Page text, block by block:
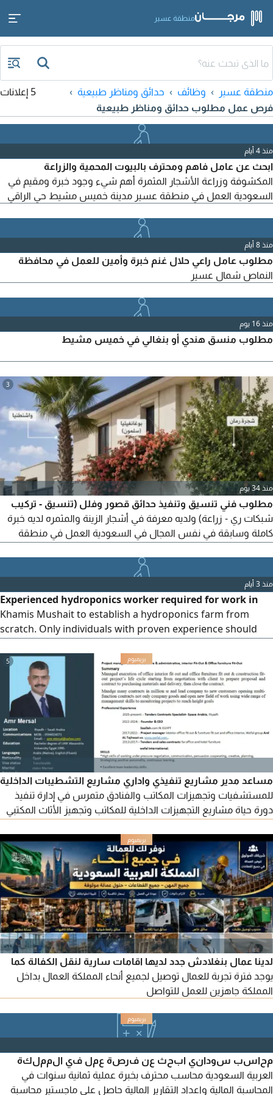
منطقة عسير
منطقة عسير وظائف
حدائق ومناظر طبيعية
فرص عمل مطلوب حدائق ومناظر طبيعية
5 إعلانات
منذ 4 أيام
ابحث عن عامل فاهم ومحترف بالبيوت المحمية والزراعة
المكشوفة وزراعة الأشجار المثمرة أهم شيء وجود خبرة ومقيم في
السعودية العمل في منطقة عسير مدينة خميس مشيط حي الراقي
منذ 8 أيام
مطلوب عامل راعي حلال غنم خبرة وأمين للعمل في محافظة
النماص شمال عسير
منذ 16 يوم
مطلوب منسق هندي أو بنغالي في خميس مشيط
3
منذ 34 يوم
مطلوب فني تنسيق وتنفيذ حدائق قصور وفلل (تنسيق - تركيب
شبكات ري - زراعة) ولديه معرفة في أشجار الزينة والمثمره لديه خبرة
كاملة وسابقة في نفس المجال في السعودية العمل في منطقة
منذ 3 أيام
Experienced hydroponics worker required for work in
Khamis Mushait to establish a hydroponics farm from
scratch. Only individuals with proven experience should
5
مساعد مدير مشاريع تنفيذي واداري مشاريع التشطيبات الداخلية
للمستشفيات وتجهيزات المكاتب والفنادق متمرس في إدارة تنفيذ
دورة حياة مشاريع التجهيزات الداخلية للمكاتب وتجهيز الأثاث المكتبي
والعقود، وحتى شراء المواد والتسليم واغلاق العقود. قمت بإدارة
العديد من العقود التي تقدر بملايين الريالات السعودية، ونجحت في
قيادة الشركات لفتح أسواق جديدة
لدينا عمال بنغلادش جدد لديها اقامات سارية لنقل الكفالة كما
يوجد فترة تجربة للعمال توصيل لجميع أنحاء المملكة العمال بداخل
المملكة جاهزين للعمل للتواصل
محاسب سوداني ابحث عن فرصة عمل في المملكة
العربية السعودية محاسب محترف بخبرة عملية ثمانية سنوات في
المحاسبة المالية واعداد التقارير المالية حاصل علي ماجستير محاسبة